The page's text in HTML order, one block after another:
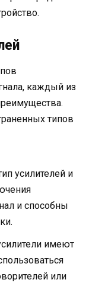
каждый из
типов
усилителей и
и способны
имеют
или